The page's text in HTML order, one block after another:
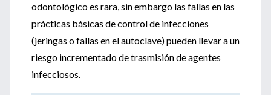
odontológico es rara, sin embargo las fallas en las
prácticas básicas de control de infecciones
(jeringas o fallas en el autoclave) pueden llevar a un
riesgo incrementado de trasmisión de agentes
infecciosos.